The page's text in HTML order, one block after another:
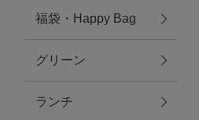
レイングッズ
アクセサリー
ファッション雑貨
福袋・Happy Bag
グリーン
ランチ